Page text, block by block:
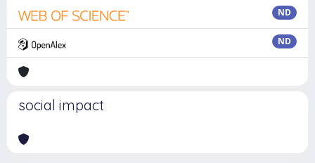
ND
ND
social impact